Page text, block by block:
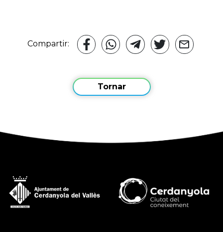
Compartir:
Tornar